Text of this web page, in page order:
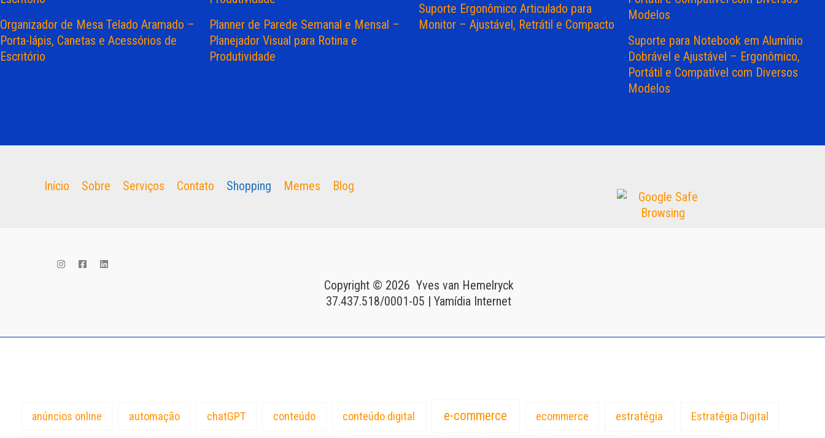
Organizador de Mesa Telado Aramado –
Porta-lápis, Canetas e Acessórios de
Escritório
Planner de Parede Semanal e Mensal –
Planejador Visual para Rotina e
Produtividade
Suporte Ergonômico Articulado para
Monitor – Ajustável, Retrátil e Compacto
Suporte para Notebook em Alumínio
Dobrável e Ajustável – Ergonômico,
Portátil e Compatível com Diversos
Modelos
Início Sobre Serviços Contato Shopping Memes Blog
Copyright © 2026 Yves van Hemelryck
37.437.518/0001-05 | Yamídia Internet
anúncios online automação chatGPT conteúdo conteúdo digital e-commerce ecommerce estratégia Estratégia Digital